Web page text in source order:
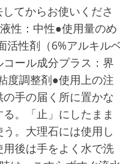
てからお使いくださ
性：中性●使用量のめ
活性剤（6%アルキル
ール成分プラス：界
度調整剤●使用上の注
手の届く所に置かな
。「止」にしたまま
。大理石には使用し
後は手をよく水で洗